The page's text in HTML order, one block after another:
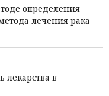
определения
лечения рака
лекарства в